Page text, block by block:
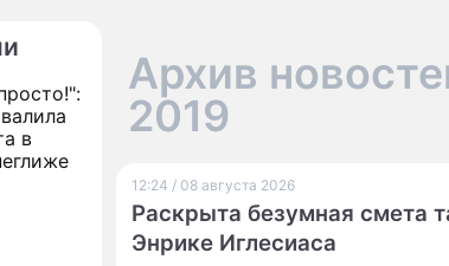
в
Архив
2019
12:24 / 08 августа 2026
Раскрыта безумная смета
Энрике Иглесиаса